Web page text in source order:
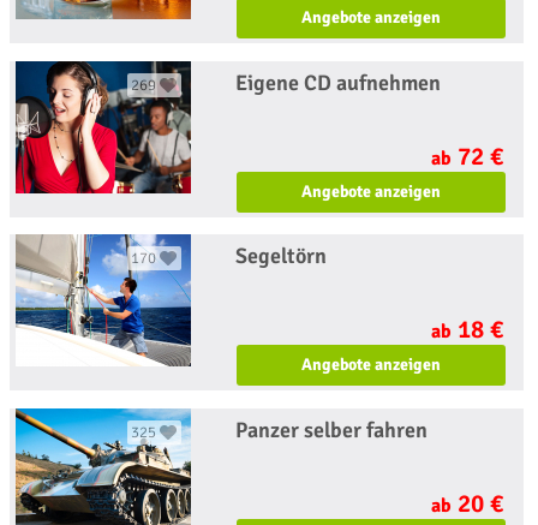
Angebote anzeigen
269 Eigene CD aufnehmen
ab 72 €
Angebote anzeigen
170 Segeltörn
ab 18 €
Angebote anzeigen
325 Panzer selber fahren
ab 20 €